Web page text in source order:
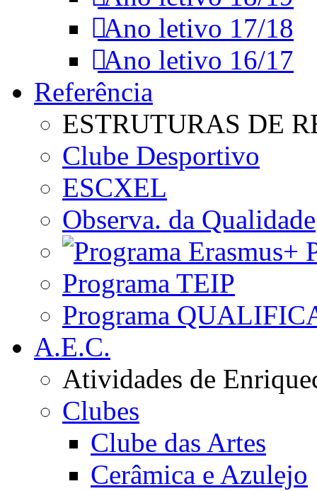
Ano letivo 17/18
Ano letivo 16/17
Referência
ESTRUTURAS DE
Clube Desportivo
ESCXEL
Observa. da Qualidade
Programa TEIP
Programa
A.E.C.
Atividades de
Clubes
Clube das Artes
Cerâmica e Azulejo